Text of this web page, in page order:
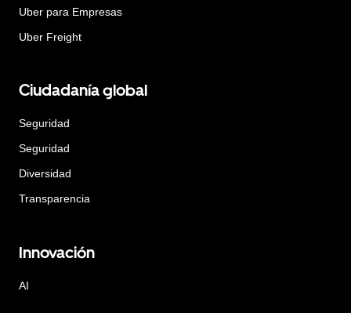
Uber para Empresas
Uber Freight
Ciudadanía global
Seguridad
Seguridad
Diversidad
Transparencia
Innovación
AI